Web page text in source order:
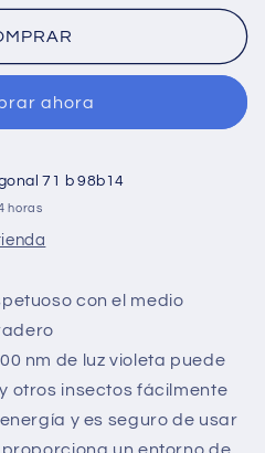
ahora
71 b 98b14
horas
con el medio
nm de luz violeta puede
otros insectos fácilmente
y es seguro de usar